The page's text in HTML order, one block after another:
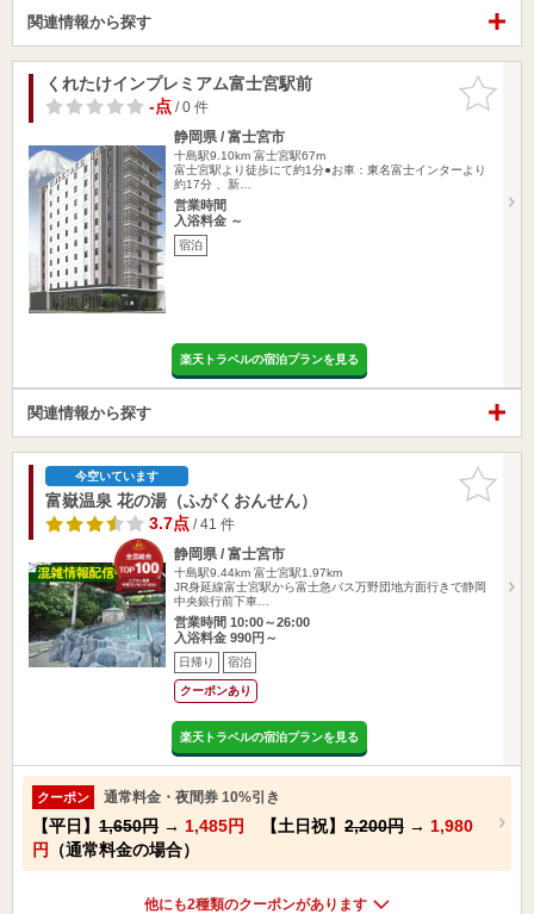
関連情報から探す
お気に入
りに追加
くれたけインプレミアム富士宮駅前
-点/ 0 件
静岡県 / 富士宮市
十島駅9.10km 富士宮駅67m
富士宮駅より徒歩にて約1分●お車：東名富士インターより
約17分 、新…
営業時間
入浴料金 ～
宿泊
楽天トラベルの宿泊プランを見る
関連情報から探す
お気に入
りに追加
今空いています
富嶽温泉 花の湯（ふがくおんせん）
3.7点/ 41 件
静岡県 / 富士宮市
十島駅9.44km 富士宮駅1.97km
JR身延線富士宮駅から富士急バス万野団地方面行きで静岡
中央銀行前下車…
営業時間 10:00～26:00
入浴料金 990円～
日帰り 宿泊
クーポンあり
楽天トラベルの宿泊プランを見る
クーポン 通常料金・夜間券 10%引き
【平日】 1,650円 → 1,485円 【土日祝】 2,200円 → 1,980
円
（通常料金の場合）
他にも2種類のクーポンがあります